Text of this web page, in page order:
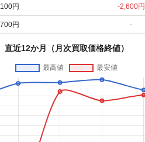
円 -2,600円
円 -
直近12か月（月次買取価格終値）